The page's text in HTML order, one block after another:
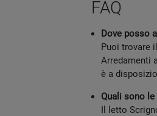
FAQ
Dove posso
Puoi trovare
Arredamenti
è a
Quali sono
Il letto